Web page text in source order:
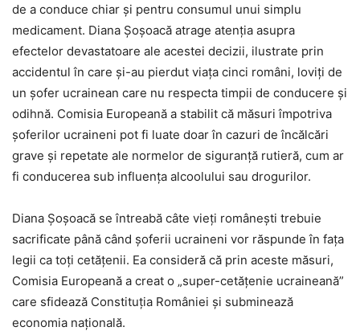
de a conduce chiar și pentru consumul unui simplu
medicament. Diana Șoșoacă atrage atenția asupra
efectelor devastatoare ale acestei decizii, ilustrate prin
accidentul în care și-au pierdut viața cinci români, loviți de
un șofer ucrainean care nu respecta timpii de conducere și
odihnă. Comisia Europeană a stabilit că măsuri împotriva
șoferilor ucraineni pot fi luate doar în cazuri de încălcări
grave și repetate ale normelor de siguranță rutieră, cum ar
fi conducerea sub influența alcoolului sau drogurilor.
Diana Șoșoacă se întreabă câte vieți românești trebuie
sacrificate până când șoferii ucraineni vor răspunde în fața
legii ca toți cetățenii. Ea consideră că prin aceste măsuri,
Comisia Europeană a creat o „super-cetățenie ucraineană”
care sfidează Constituția României și subminează
economia națională.